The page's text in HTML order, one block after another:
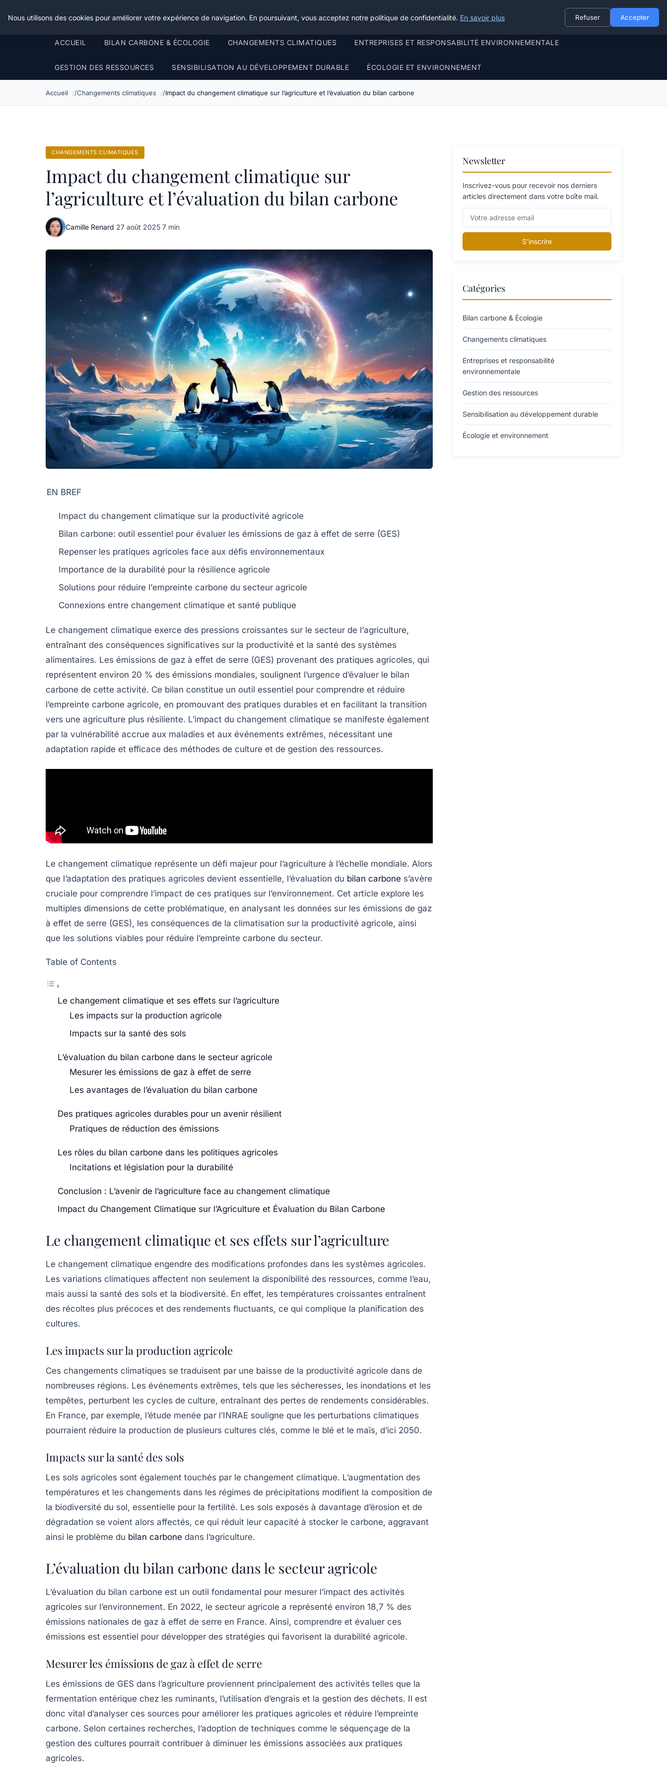
Happy Calyx Farmer
ACCUEIL BILAN CARBONE & ÉCOLOGIE CHANGEMENTS CLIMATIQUES ENTREPRISES ET RESPONSABILITÉ ENVIRONNEMENTALE
GESTION DES RESSOURCES SENSIBILISATION AU DÉVELOPPEMENT DURABLE ÉCOLOGIE ET ENVIRONNEMENT
Accueil Changements climatiques Impact du changement climatique sur l’agriculture et l’évaluation du bilan carbone
CHANGEMENTS CLIMATIQUES
Impact du changement climatique sur
l’agriculture et l’évaluation du bilan carbone
Camille Renard·27 août 2025·7 min
EN BREF
Impact du changement climatique sur la productivité agricole
Bilan carbone: outil essentiel pour évaluer les émissions de gaz à effet de serre (GES)
Repenser les pratiques agricoles face aux défis environnementaux
Importance de la durabilité pour la résilience agricole
Solutions pour réduire l’empreinte carbone du secteur agricole
Connexions entre changement climatique et santé publique
Le changement climatique exerce des pressions croissantes sur le secteur de l’agriculture,
entraînant des conséquences significatives sur la productivité et la santé des systèmes
alimentaires. Les émissions de gaz à effet de serre (GES) provenant des pratiques agricoles, qui
représentent environ 20 % des émissions mondiales, soulignent l’urgence d’évaluer le bilan
carbone de cette activité. Ce bilan constitue un outil essentiel pour comprendre et réduire
l’empreinte carbone agricole, en promouvant des pratiques durables et en facilitant la transition
vers une agriculture plus résiliente. L’impact du changement climatique se manifeste également
par la vulnérabilité accrue aux maladies et aux événements extrêmes, nécessitant une
adaptation rapide et efficace des méthodes de culture et de gestion des ressources.
Le changement climatique représente un défi majeur pour l’agriculture à l’échelle mondiale. Alors
que l’adaptation des pratiques agricoles devient essentielle, l’évaluation du bilan carbone s’avère
cruciale pour comprendre l’impact de ces pratiques sur l’environnement. Cet article explore les
multiples dimensions de cette problématique, en analysant les données sur les émissions de gaz
à effet de serre (GES), les conséquences de la climatisation sur la productivité agricole, ainsi
que les solutions viables pour réduire l’empreinte carbone du secteur.
Table of Contents
Le changement climatique et ses effets sur l’agriculture
Les impacts sur la production agricole
Impacts sur la santé des sols
L’évaluation du bilan carbone dans le secteur agricole
Mesurer les émissions de gaz à effet de serre
Les avantages de l’évaluation du bilan carbone
Des pratiques agricoles durables pour un avenir résilient
Pratiques de réduction des émissions
Les rôles du bilan carbone dans les politiques agricoles
Incitations et législation pour la durabilité
Conclusion : L’avenir de l’agriculture face au changement climatique
Impact du Changement Climatique sur l’Agriculture et Évaluation du Bilan Carbone
Le changement climatique et ses effets sur l’agriculture
Le changement climatique engendre des modifications profondes dans les systèmes agricoles.
Les variations climatiques affectent non seulement la disponibilité des ressources, comme l’eau,
mais aussi la santé des sols et la biodiversité. En effet, les températures croissantes entraînent
des récoltes plus précoces et des rendements fluctuants, ce qui complique la planification des
cultures.
Les impacts sur la production agricole
Ces changements climatiques se traduisent par une baisse de la productivité agricole dans de
nombreuses régions. Les événements extrêmes, tels que les sécheresses, les inondations et les
tempêtes, perturbent les cycles de culture, entraînant des pertes de rendements considérables.
En France, par exemple, l’étude menée par l’INRAE souligne que les perturbations climatiques
pourraient réduire la production de plusieurs cultures clés, comme le blé et le maïs, d’ici 2050.
Impacts sur la santé des sols
Les sols agricoles sont également touchés par le changement climatique. L’augmentation des
températures et les changements dans les régimes de précipitations modifient la composition de
la biodiversité du sol, essentielle pour la fertilité. Les sols exposés à davantage d’érosion et de
dégradation se voient alors affectés, ce qui réduit leur capacité à stocker le carbone, aggravant
ainsi le problème du bilan carbone dans l’agriculture.
L’évaluation du bilan carbone dans le secteur agricole
L’évaluation du bilan carbone est un outil fondamental pour mesurer l’impact des activités
agricoles sur l’environnement. En 2022, le secteur agricole a représenté environ 18,7 % des
émissions nationales de gaz à effet de serre en France. Ainsi, comprendre et évaluer ces
émissions est essentiel pour développer des stratégies qui favorisent la durabilité agricole.
Mesurer les émissions de gaz à effet de serre
Les émissions de GES dans l’agriculture proviennent principalement des activités telles que la
fermentation entérique chez les ruminants, l’utilisation d’engrais et la gestion des déchets. Il est
donc vital d’analyser ces sources pour améliorer les pratiques agricoles et réduire l’empreinte
carbone. Selon certaines recherches, l’adoption de techniques comme le séquençage de la
gestion des cultures pourrait contribuer à diminuer les émissions associées aux pratiques
agricoles.
Newsletter
Inscrivez-vous pour recevoir nos derniers
articles directement dans votre boîte mail.
S'inscrire
Catégories
Bilan carbone & Écologie
Changements climatiques
Entreprises et responsabilité
environnementale
Gestion des ressources
Sensibilisation au développement durable
Écologie et environnement
Nous utilisons des cookies pour améliorer votre expérience de navigation. En poursuivant, vous acceptez notre politique de confidentialité. En savoir plus Refuser Accepter